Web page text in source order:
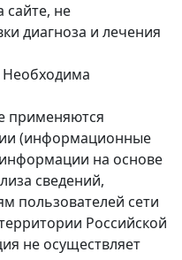
не
диагноза и лечения
применяются
(информационные
на основе
сведений,
пользователей сети
Российской
не осуществляет